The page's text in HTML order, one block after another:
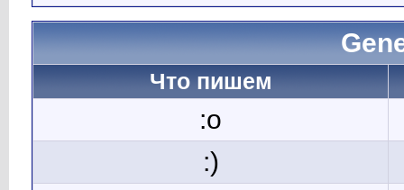
Что пишем
:o
:)